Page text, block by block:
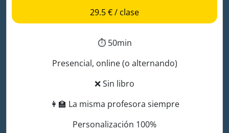
29.5 € / clase
⏱️50min
Presencial, online (o alternando)
❌Sin libro
👩‍🏫 La misma profesora siempre
Personalización 100%